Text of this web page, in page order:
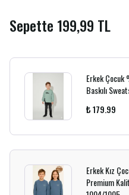
Sepette 199,99 TL
Erkek Çocuk
Baskılı
₺ 179.99
Erkek Kız
Premium